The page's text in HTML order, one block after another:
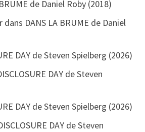
de Daniel Roby (2018)
dans DANS LA BRUME de Daniel
DAY de Steven Spielberg (2026)
DAY de Steven
DAY de Steven Spielberg (2026)
DAY de Steven